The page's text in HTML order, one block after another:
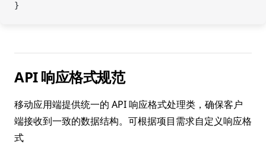
}
API 响应格式规范
移动应用端提供统一的 API 响应格式处理类，确保客户
端接收到一致的数据结构。可根据项目需求自定义响应格
式